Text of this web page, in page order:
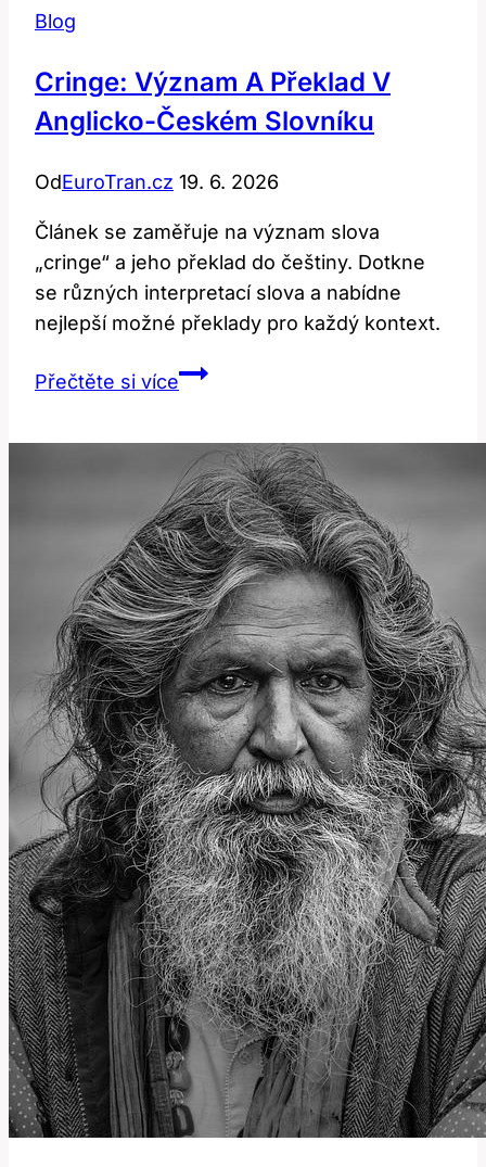
každé
situaci?
Blog
Cringe: Význam A Překlad V
Anglicko-Českém Slovníku
OdEuroTran.cz 19. 6. 2026
Článek se zaměřuje na význam slova
„cringe“ a jeho překlad do češtiny. Dotkne
se různých interpretací slova a nabídne
nejlepší možné překlady pro každý kontext.
Přečtěte si víceCringe:
překlad
v
anglicko-
českém
slovníku